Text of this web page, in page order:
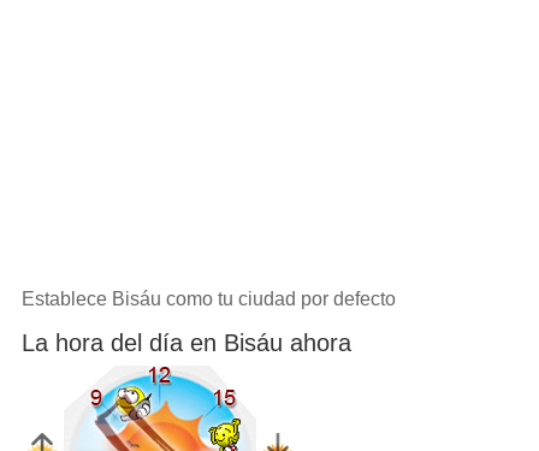
Establece Bisáu como tu ciudad por defecto
La hora del día en Bisáu ahora